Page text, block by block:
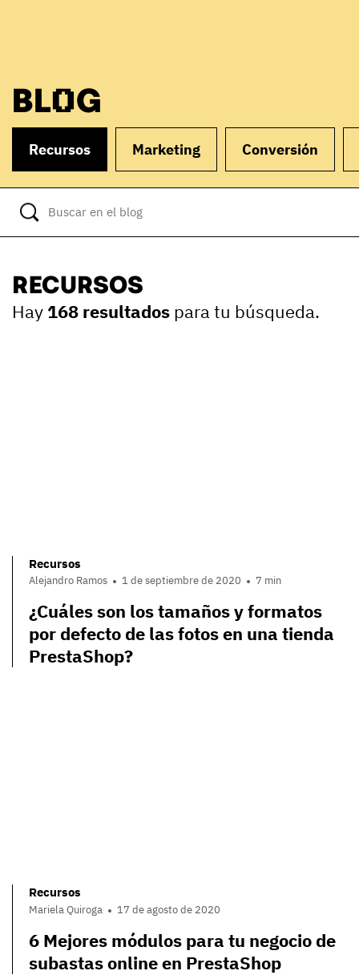
BLOG
Recursos Marketing Conversión
RECURSOS
Hay 168 resultados para tu búsqueda.
Recursos
Alejandro Ramos 1 de septiembre de 2020 7 min
¿Cuáles son los tamaños y formatos
por defecto de las fotos en una tienda
PrestaShop?
Recursos
Mariela Quiroga 17 de agosto de 2020
6 Mejores módulos para tu negocio de
subastas online en PrestaShop